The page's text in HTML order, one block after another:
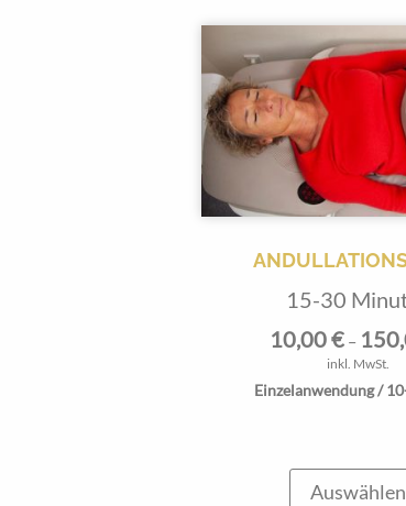
15-30
10,00€–
inkl. MwSt.
Einzelanwendung /
Auswählen